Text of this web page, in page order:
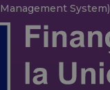
Management System)